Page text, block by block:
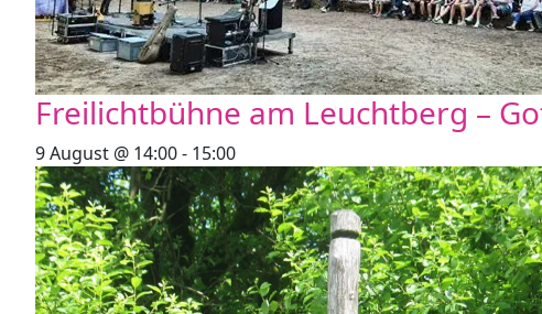
Freilichtbühne am Leuchtberg –
9 August @ 14:00- 15:00